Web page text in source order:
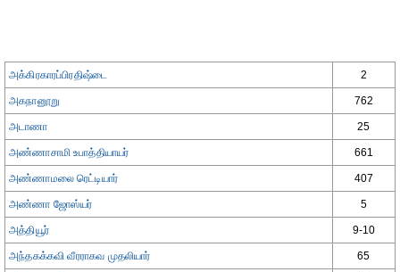
அக்கிரகாரப்பிரதிஷ்டை 2
அகநானூறு 762
அடாணா 25
அண்ணாசாமி உபாத்தியாயர் 661
அண்ணாமலை ரெட்டியார் 407
அண்ணா ஜோஸ்யர் 5
அத்தியூர் 9-10
அந்தகக்கவி வீரராகவ முதலியார் 65